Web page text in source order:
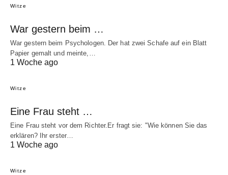
Witze
War gestern beim …
War gestern beim Psychologen. Der hat zwei Schafe auf ein Blatt
Papier gemalt und meinte,…
1 Woche ago
Witze
Eine Frau steht …
Eine Frau steht vor dem Richter.Er fragt sie: "Wie können Sie das
erklären? Ihr erster…
1 Woche ago
Witze